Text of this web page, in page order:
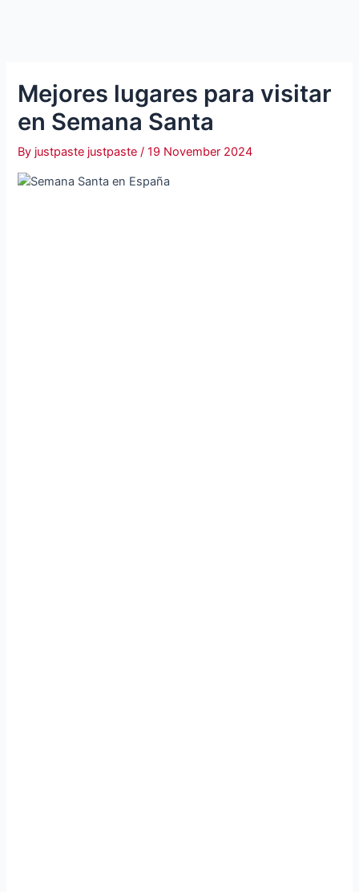
Mejores lugares para visitar
en Semana Santa
By justpaste justpaste/19 November 2024